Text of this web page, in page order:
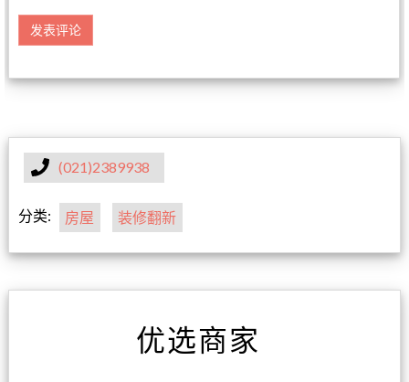
(021)2389938
分类: 房屋 装修翻新
优选商家